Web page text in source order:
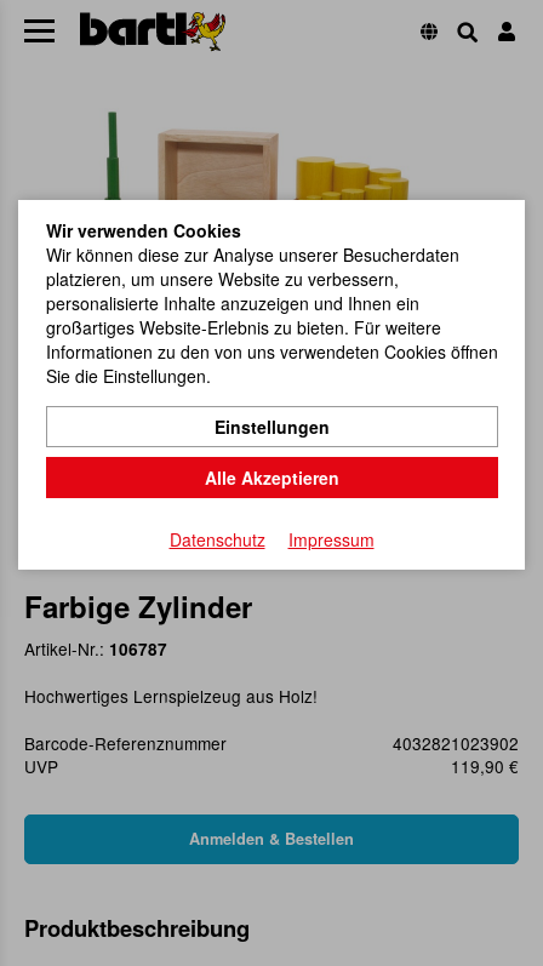
Farbige Zylinder
Artikel-Nr.: 106787
Hochwertiges Lernspielzeug aus Holz!
Barcode-Referenznummer
4032821023902
UVP
119,90 €
Produktbeschreibung
Wir verwenden Cookies
Wir können diese zur Analyse unserer Besucherdaten
platzieren, um unsere Website zu verbessern,
personalisierte Inhalte anzuzeigen und Ihnen ein
großartiges Website-Erlebnis zu bieten. Für weitere
Informationen zu den von uns verwendeten Cookies öffnen
Sie die Einstellungen.
Einstellungen
Alle Akzeptieren
Datenschutz Impressum